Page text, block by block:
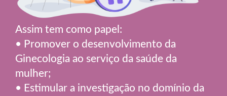
Assim tem como papel:
• Promover o desenvolvimento da
Ginecologia ao serviço da saúde da
mulher;
• Estimular a investigação no domínio da